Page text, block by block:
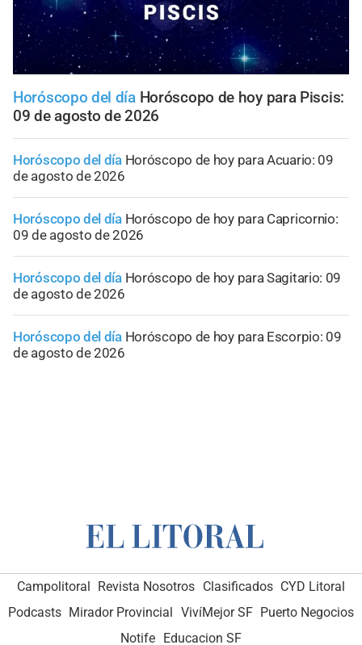
Horóscopo del día Horóscopo de hoy para Piscis:
09 de agosto de 2026
Horóscopo del día Horóscopo de hoy para Acuario: 09
de agosto de 2026
Horóscopo del día Horóscopo de hoy para Capricornio:
09 de agosto de 2026
Horóscopo del día Horóscopo de hoy para Sagitario: 09
de agosto de 2026
Horóscopo del día Horóscopo de hoy para Escorpio: 09
de agosto de 2026
Campolitoral Revista Nosotros Clasificados CYD Litoral
Podcasts Mirador Provincial VivíMejor SF Puerto Negocios
Notife
Educacion SF